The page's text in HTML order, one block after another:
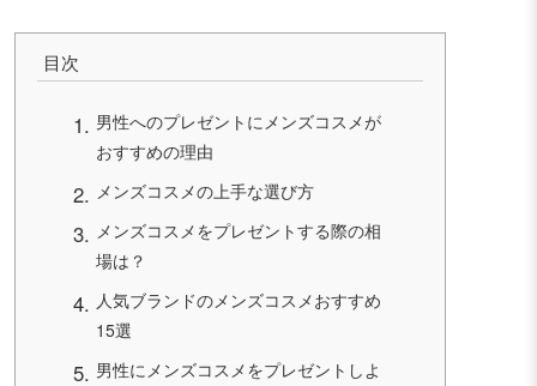
目次
男性へのプレゼントにメンズコスメが
おすすめの理由
メンズコスメの上手な選び方
メンズコスメをプレゼントする際の相
場は？
人気ブランドのメンズコスメおすすめ
15選
男性にメンズコスメをプレゼントしよ